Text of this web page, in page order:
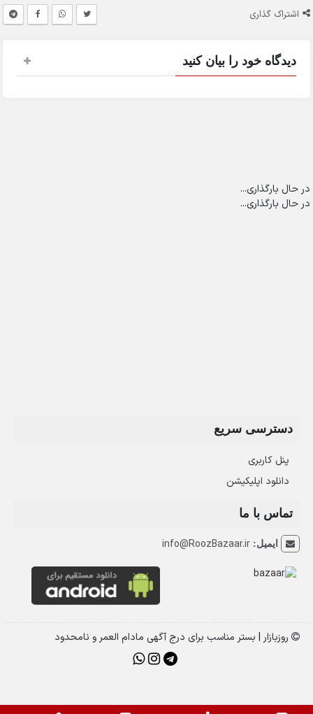
اشتراک گذاری
دیدگاه خود را بیان کنید
در حال بارگذاری...
در حال بارگذاری...
دسترسی سریع
پنل کاربری
دانلود اپلیکیشن
تماس با ما
ایمیل:info@RoozBazaar.ir
روزبازار | بستر مناسب برای درج آگهی مادام العمر و نامحدود